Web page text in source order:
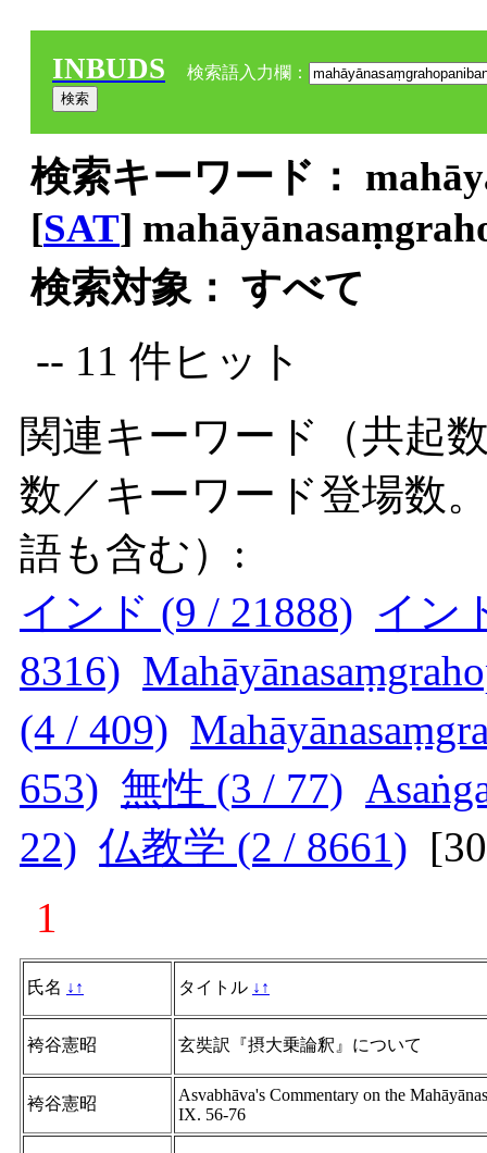
INBUDS 検索語入力欄：
検索キーワード：
[SAT]
検索対象： すべて
-- 11 件ヒット
関連キーワード（共起
数／キーワード登場数
語も含む）:
インド (9 / 21888) イン
8316)
(4 / 409)
653) 無性 (3 / 77)
22) 仏教学 (2 / 8661) [
1
氏名 ↓ ↑ タイトル ↓ ↑
袴谷憲昭 玄奘訳『摂大乗論釈』について
袴谷憲昭
Asvabhāva's Commentary on the
IX. 56-76